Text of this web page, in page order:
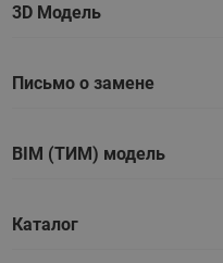
3D Модель
Письмо о замене
BIM (ТИМ) модель
Каталог